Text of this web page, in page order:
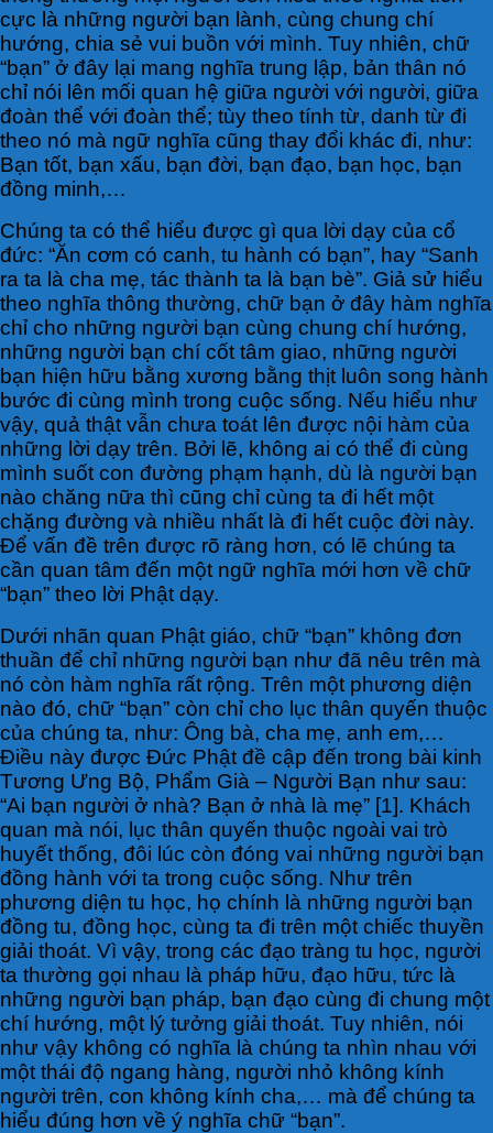
cực là những người bạn lành, cùng chung chí
hướng, chia sẻ vui buồn với mình. Tuy nhiên, chữ
“bạn” ở đây lại mang nghĩa trung lập, bản thân nó
chỉ nói lên mối quan hệ giữa người với người, giữa
đoàn thể với đoàn thể; tùy theo tính từ, danh từ đi
theo nó mà ngữ nghĩa cũng thay đổi khác đi, như:
Bạn tốt, bạn xấu, bạn đời, bạn đạo, bạn học, bạn
đồng minh,…
Chúng ta có thể hiểu được gì qua lời dạy của cổ
đức: “Ăn cơm có canh, tu hành có bạn”, hay “Sanh
ra ta là cha mẹ, tác thành ta là bạn bè”. Giả sử hiểu
theo nghĩa thông thường, chữ bạn ở đây hàm nghĩa
chỉ cho những người bạn cùng chung chí hướng,
những người bạn chí cốt tâm giao, những người
bạn hiện hữu bằng xương bằng thịt luôn song hành
bước đi cùng mình trong cuộc sống. Nếu hiểu như
vậy, quả thật vẫn chưa toát lên được nội hàm của
những lời dạy trên. Bởi lẽ, không ai có thể đi cùng
mình suốt con đường phạm hạnh, dù là người bạn
nào chăng nữa thì cũng chỉ cùng ta đi hết một
chặng đường và nhiều nhất là đi hết cuộc đời này.
Để vấn đề trên được rõ ràng hơn, có lẽ chúng ta
cần quan tâm đến một ngữ nghĩa mới hơn về chữ
“bạn” theo lời Phật dạy.
Dưới nhãn quan Phật giáo, chữ “bạn” không đơn
thuần để chỉ những người bạn như đã nêu trên mà
nó còn hàm nghĩa rất rộng. Trên một phương diện
nào đó, chữ “bạn” còn chỉ cho lục thân quyến thuộc
của chúng ta, như: Ông bà, cha mẹ, anh em,…
Điều này được Đức Phật đề cập đến trong bài kinh
Tương Ưng Bộ, Phẩm Già – Người Bạn như sau:
“Ai bạn người ở nhà? Bạn ở nhà là mẹ” [1]. Khách
quan mà nói, lục thân quyến thuộc ngoài vai trò
huyết thống, đôi lúc còn đóng vai những người bạn
đồng hành với ta trong cuộc sống. Như trên
phương diện tu học, họ chính là những người bạn
đồng tu, đồng học, cùng ta đi trên một chiếc thuyền
giải thoát. Vì vậy, trong các đạo tràng tu học, người
ta thường gọi nhau là pháp hữu, đạo hữu, tức là
những người bạn pháp, bạn đạo cùng đi chung một
chí hướng, một lý tưởng giải thoát. Tuy nhiên, nói
như vậy không có nghĩa là chúng ta nhìn nhau với
một thái độ ngang hàng, người nhỏ không kính
người trên, con không kính cha,… mà để chúng ta
hiểu đúng hơn về ý nghĩa chữ “bạn”.